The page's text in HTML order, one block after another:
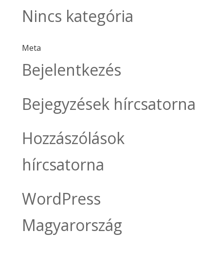
Nincs kategória
Meta
Bejelentkezés
Bejegyzések hírcsatorna
Hozzászólások
hírcsatorna
WordPress
Magyarország